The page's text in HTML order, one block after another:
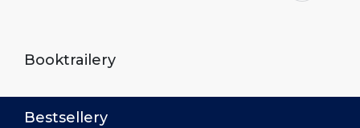
Booktrailery
Bestsellery